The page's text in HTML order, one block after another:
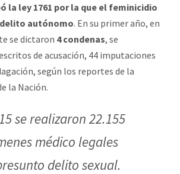
la ley 1761 por la que el feminicidio
delito autónomo. En su primer año, en
se dictaron 4 condenas, se
de acusación, 44 imputaciones
según los reportes de la
la Nación.
se realizaron 22.155
médico legales
delito sexual.